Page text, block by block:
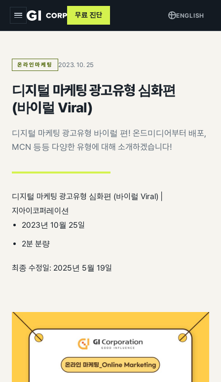
서비스
트래킹 & 애널리틱스
데이터 파이프라인
퍼포먼스 광고
검색최적화 (SEO · GEO)
AI 마케팅 시스템
목적별
팀 내재화
사례
인사이트
GI-Agent ↗
GI-Radar ↗
ENGLISH
무료 진단
온라인마케팅 2023. 10. 25
디지털 마케팅 광고유형 심화편
(바이럴 Viral)
디지털 마케팅 광고유형 바이럴 편! 온드미디어부터 배포,
MCN 등등 다양한 유형에 대해 소개하겠습니다!
디지털 마케팅 광고유형 심화편 (바이럴 Viral) |
지아이코퍼레이션
2023년 10월 25일
2분 분량
최종 수정일: 2025년 5월 19일